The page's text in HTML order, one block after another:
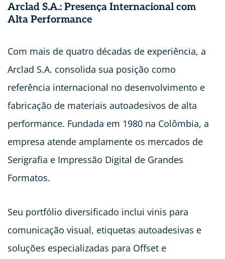
Arclad S.A.: Presença Internacional com
Alta Performance
Com mais de quatro décadas de experiência, a
Arclad S.A. consolida sua posição como
referência internacional no desenvolvimento e
fabricação de materiais autoadesivos de alta
performance. Fundada em 1980 na Colômbia, a
empresa atende amplamente os mercados de
Serigrafia e Impressão Digital de Grandes
Formatos.
Seu portfólio diversificado inclui vinis para
comunicação visual, etiquetas autoadesivas e
soluções especializadas para Offset e